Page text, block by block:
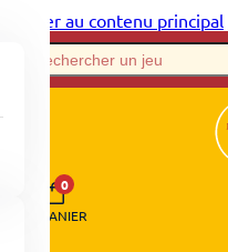
Passer au contenu principal
0
PANIER